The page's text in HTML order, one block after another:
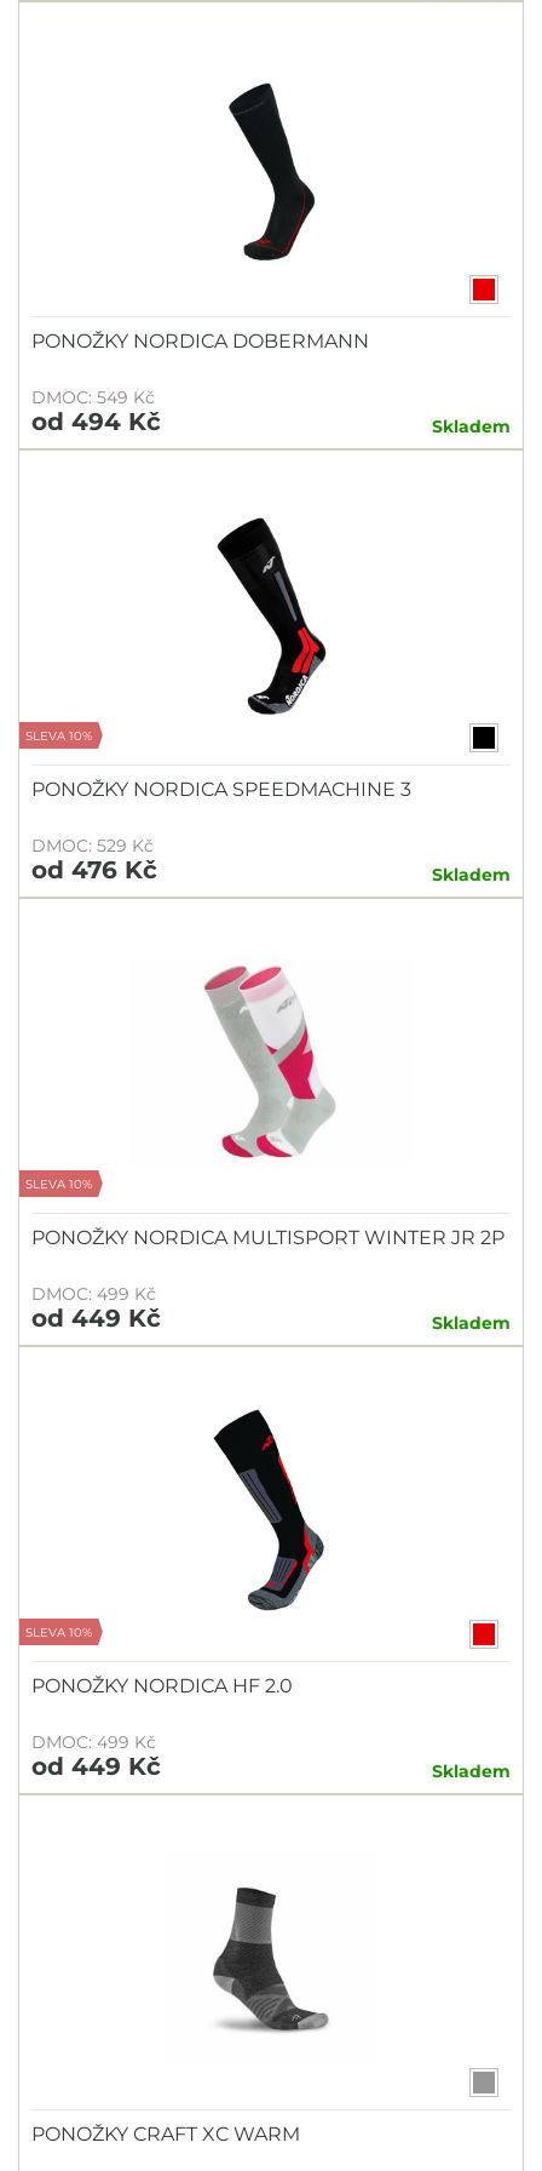
PONOŽKY NORDICA DOBERMANN
DMOC: 549 Kč
od 494 Kč Skladem
SLEVA 10%
PONOŽKY NORDICA SPEEDMACHINE 3
DMOC: 529 Kč
od 476 Kč Skladem
SLEVA 10%
PONOŽKY NORDICA MULTISPORT WINTER JR 2P
DMOC: 499 Kč
od 449 Kč Skladem
SLEVA 10%
PONOŽKY NORDICA HF 2.0
DMOC: 499 Kč
od 449 Kč Skladem
PONOŽKY CRAFT XC WARM